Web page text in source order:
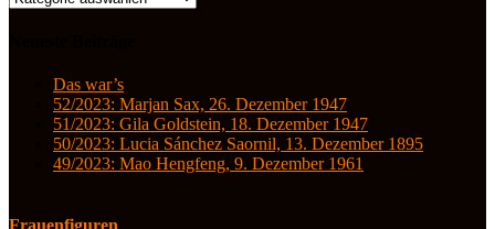
Das war’s
52/2023: Marjan Sax, 26. Dezember 1947
51/2023: Gila Goldstein, 18. Dezember 1947
50/2023: Lucia Sánchez Saornil, 13. Dezember 1895
49/2023: Mao Hengfeng, 9. Dezember 1961
Frauenfiguren